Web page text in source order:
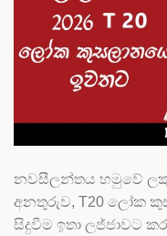
නවසීලන්තය හමුවේ
අනතුරුව, T20 ලෝක
සිදුවීම ඉතා ලජ්ජාවට